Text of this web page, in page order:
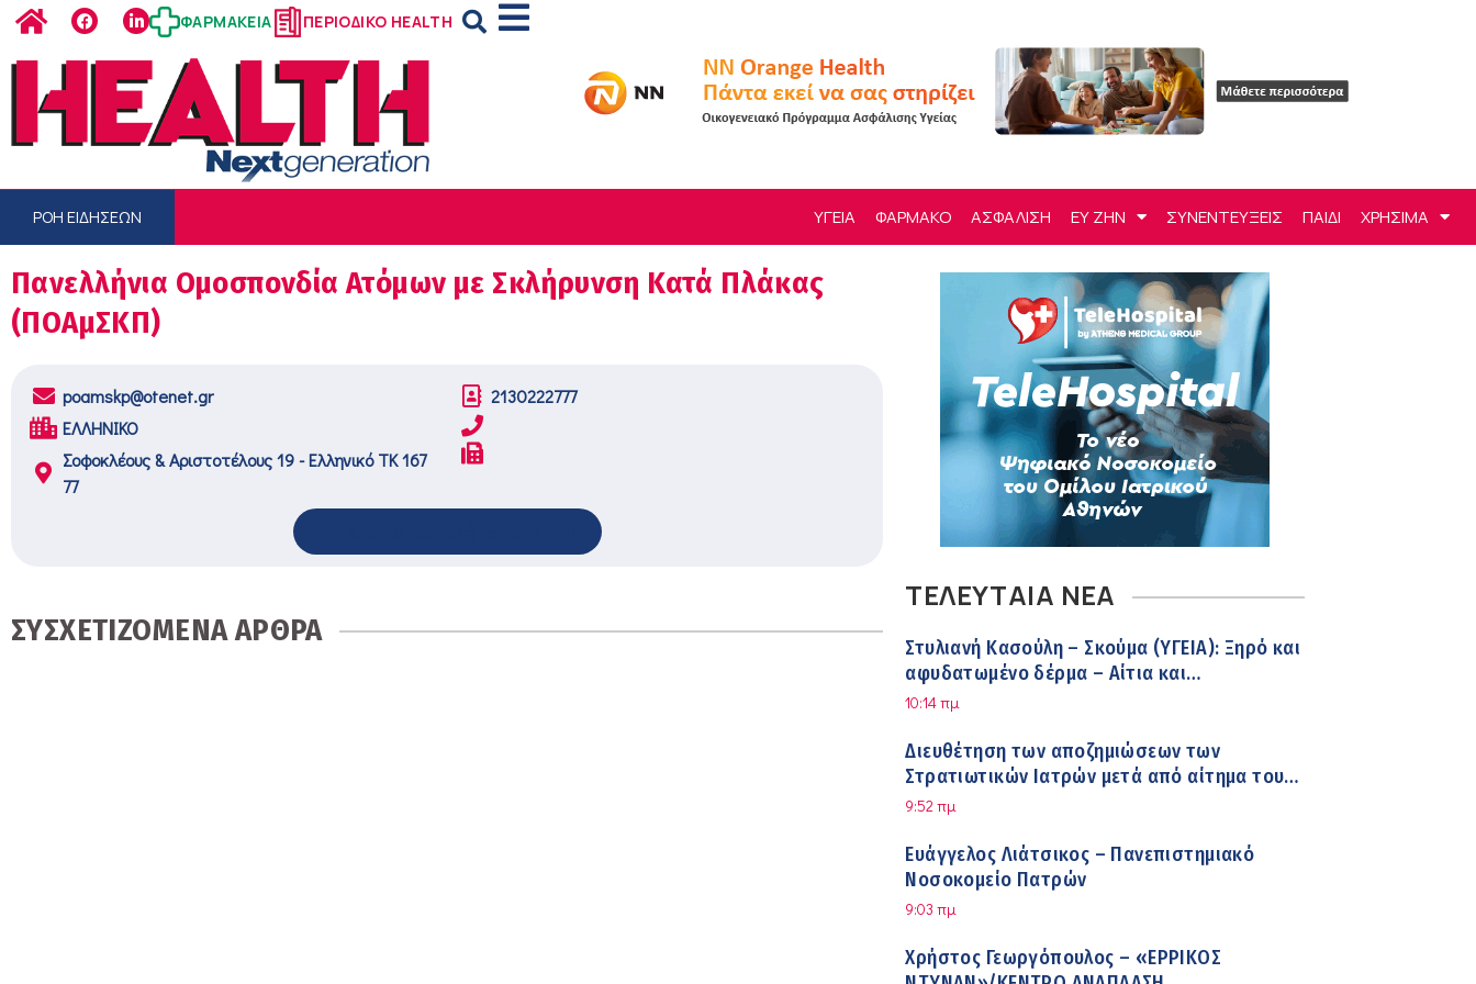
ΦΑΡΜΑΚΕΙΑ ΠΕΡΙΟΔΙΚΟ HEALTH
ΡΟΗ ΕΙΔΗΣΕΩΝ ΥΓΕΙΑ ΦΑΡΜΑΚΟ ΑΣΦΑΛΙΣΗ ΕΥ ΖΗΝ ΣΥΝΕΝΤΕΥΞΕΙΣ ΠΑΙΔΙ ΧΡΗΣΙΜΑ
Πανελλήνια Ομοσπονδία Ατόμων με Σκλήρυνση Κατά Πλάκας
(ΠΟΑμΣΚΠ)
poamskp@otenet.gr
ΕΛΛΗΝΙΚΟ
Σοφοκλέους & Αριστοτέλους 19 - Ελληνικό ΤΚ 167
77
2130222777
ΣΥΣΧΕΤΙΖΟΜΕΝΑ ΑΡΘΡΑ
ΤΕΛΕΥΤΑΙΑ ΝΕΑ
Στυλιανή Κασούλη – Σκούμα (ΥΓΕΙΑ): Ξηρό και
αφυδατωμένο δέρμα – Αίτια και
αντιμετώπιση
10:14 πμ
Διευθέτηση των αποζημιώσεων των
Στρατιωτικών Ιατρών μετά από αίτημα του
ΙΣΑ
9:52 πμ
Ευάγγελος Λιάτσικος – Πανεπιστημιακό
Νοσοκομείο Πατρών
9:03 πμ
Χρήστος Γεωργόπουλος – «ΕΡΡΙΚΟΣ